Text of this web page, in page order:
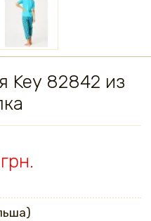
Key 82842 из